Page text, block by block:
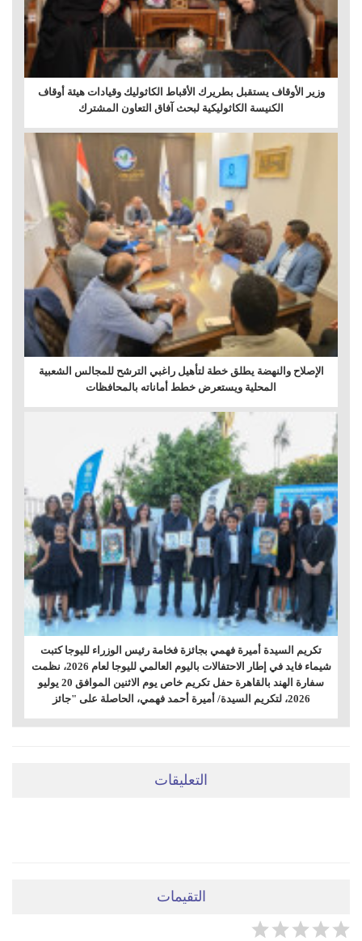
وزير الأوقاف يستقبل بطريرك الأقباط الكاثوليك وقيادات هيئة أوقاف
الكنيسة الكاثوليكية لبحث آفاق التعاون المشترك
الإصلاح والنهضة يطلق خطة لتأهيل راغبي الترشح للمجالس الشعبية
المحلية ويستعرض خطط أماناته بالمحافظات
تكريم السيدة أميرة فهمي بجائزة فخامة رئيس الوزراء لليوجا كتبت
شيماء فايد في إطار الاحتفالات باليوم العالمي لليوجا لعام 2026، نظمت
سفارة الهند بالقاهرة حفل تكريم خاص يوم الاثنين الموافق 20 يوليو
2026، لتكريم السيدة/ أميرة أحمد فهمي، الحاصلة على "جائز
التعليقات
التقيمات